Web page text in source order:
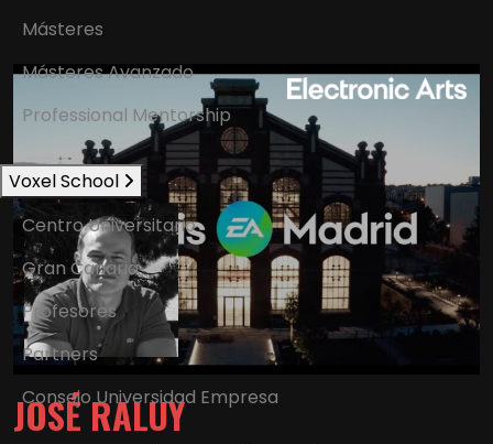
Másteres
Másteres Avanzado
Professional Mentorship
Voxel School
Centro Universitario
Gran Canaria
Profesores
Partners
Consejo Universidad Empresa
JOSÉ RALUY